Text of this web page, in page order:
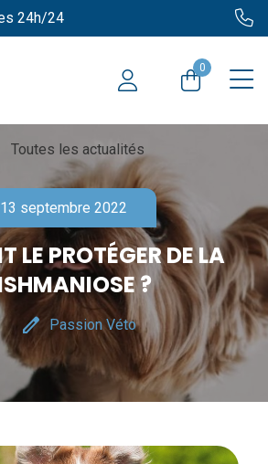
24h/24
0
Toutes les actualités
13 septembre 2022
LE PROTÉGER DE LA
?
edit Passion Véto